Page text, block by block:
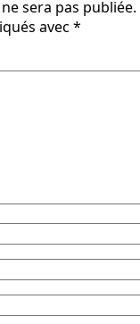
sera pas publiée.
avec *